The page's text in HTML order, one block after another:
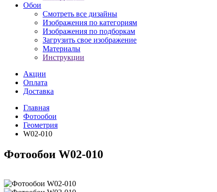
Обои
Смотреть все дизайны
Изображения по категориям
Изображения по подборкам
Загрузить свое изображение
Материалы
Инструкции
Акции
Оплата
Доставка
Главная
Фотообои
Геометрия
W02-010
Фотообои W02-010